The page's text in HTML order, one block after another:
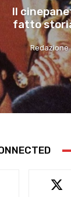
Il
fatto
Redazione